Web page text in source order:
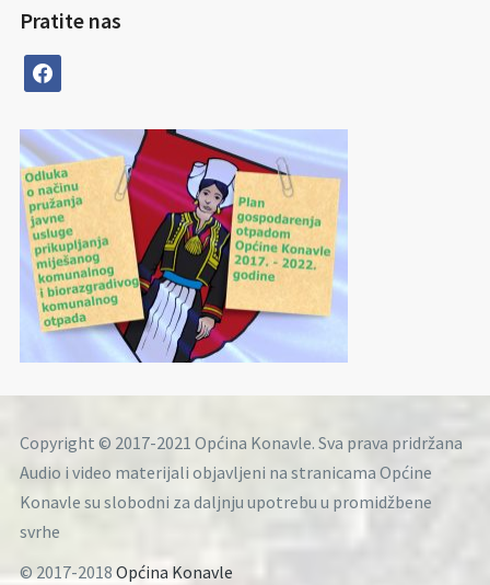
Pratite nas
facebook
Copyright © 2017-2021 Općina Konavle. Sva prava pridržana
Audio i video materijali objavljeni na stranicama Općine
Konavle su slobodni za daljnju upotrebu u promidžbene
svrhe
© 2017-2018 Općina Konavle